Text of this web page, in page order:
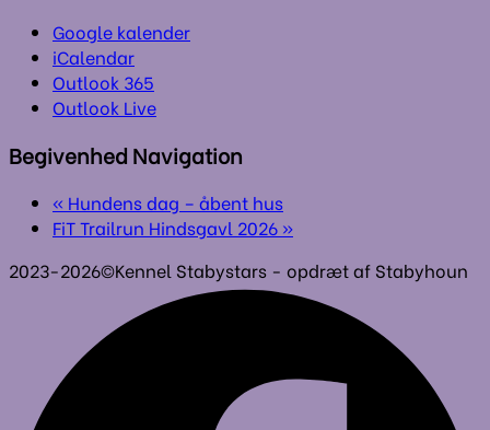
Google kalender
iCalendar
Outlook 365
Outlook Live
Begivenhed Navigation
« Hundens dag – åbent hus
FiT Trailrun Hindsgavl 2026 »
2023-2026©Kennel Stabystars - opdræt af Stabyhoun